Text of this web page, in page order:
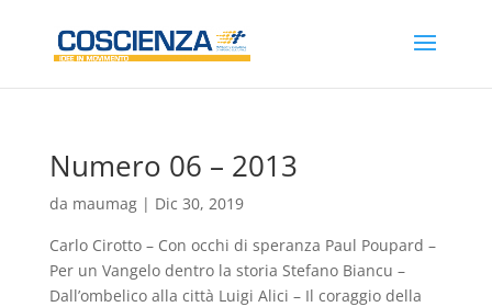
Numero 06 – 2013
da maumag| Dic 30, 2019
Carlo Cirotto – Con occhi di speranza Paul Poupard –
Per un Vangelo dentro la storia Stefano Biancu –
Dall’ombelico alla città Luigi Alici – Il coraggio della